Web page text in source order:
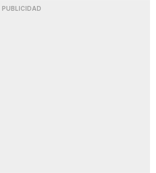
PUBLICIDAD